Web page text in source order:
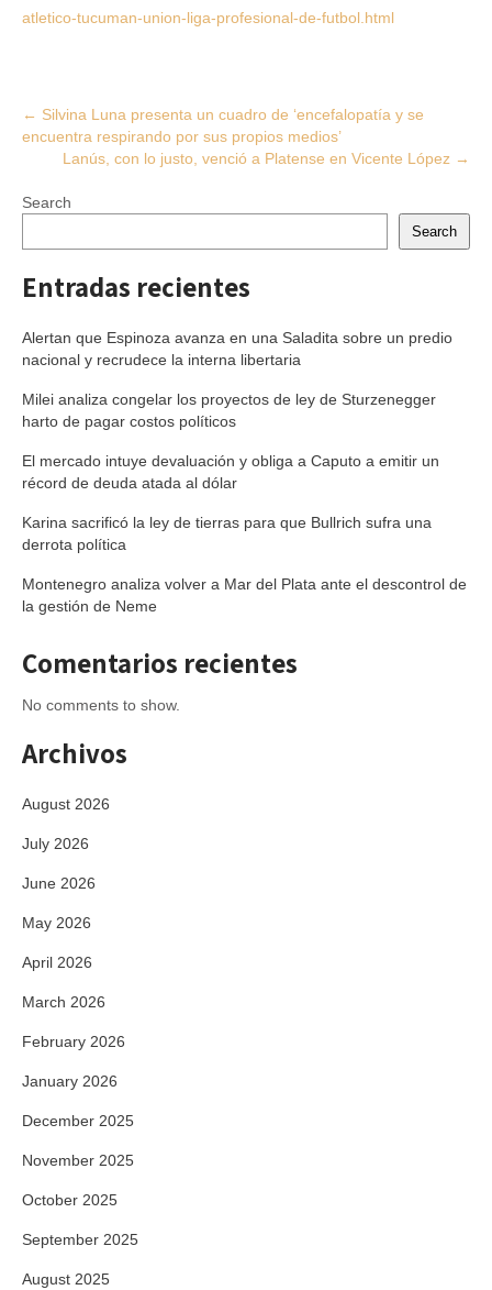
atletico-tucuman-union-liga-profesional-de-futbol.html
Post
navigation
← Silvina Luna presenta un cuadro de ‘encefalopatía y se
encuentra respirando por sus propios medios’
Lanús, con lo justo, venció a Platense en Vicente López →
Search
Search
Entradas recientes
Alertan que Espinoza avanza en una Saladita sobre un predio
nacional y recrudece la interna libertaria
Milei analiza congelar los proyectos de ley de Sturzenegger
harto de pagar costos políticos
El mercado intuye devaluación y obliga a Caputo a emitir un
récord de deuda atada al dólar
Karina sacrificó la ley de tierras para que Bullrich sufra una
derrota política
Montenegro analiza volver a Mar del Plata ante el descontrol de
la gestión de Neme
Comentarios recientes
No comments to show.
Archivos
August 2026
July 2026
June 2026
May 2026
April 2026
March 2026
February 2026
January 2026
December 2025
November 2025
October 2025
September 2025
August 2025